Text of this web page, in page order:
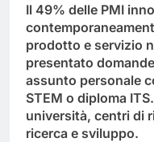
Il 49% delle PMI
prodotto e servizio
presentato
assunto personale
STEM o diploma
università, centri di
ricerca e sviluppo.